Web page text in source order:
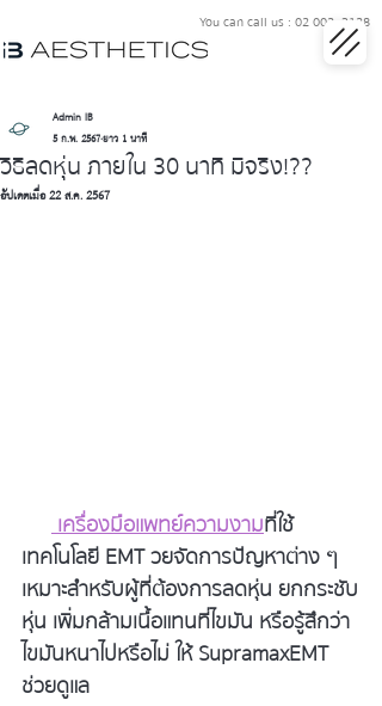
You can call us : 02 002 3128
วิธีลดหุ่น ภายใน 30 นาที มีจริง!??
Admin IB
5 ก.พ. 2567ยาว 1 นาที
อัปเดตเมื่อ22 ส.ค. 2567
เครื่องมือแพทย์ความงามที่ใช้
เทคโนโลยี EMT วยจัดการปัญหาต่าง ๆ
เหมาะสำหรับผู้ที่ต้องการลดหุ่น ยกกระชับ
หุ่น เพิ่มกล้ามเนื้อแทนที่ไขมัน หรือรู้สึกว่า
ไขมันหนาไปหรือไม่ ให้ SupramaxEMT
ช่วยดูแล